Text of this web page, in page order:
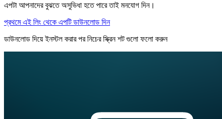
এপটা আপনাদের বুঝতে অসুভিধা হতে পারে তাই মনযোগ দিন।
প্রথমে এই লিং থেকে এপটি ডাউনলোড দিন
ডাউনলোড দিয়ে ইনস্টল করার পর নিচের স্ক্রিন শট গুলো ফলো করুন